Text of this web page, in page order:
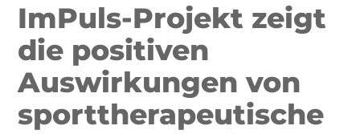
ImPuls-Projekt zeigt
die positiven
Auswirkungen von
sporttherapeutische